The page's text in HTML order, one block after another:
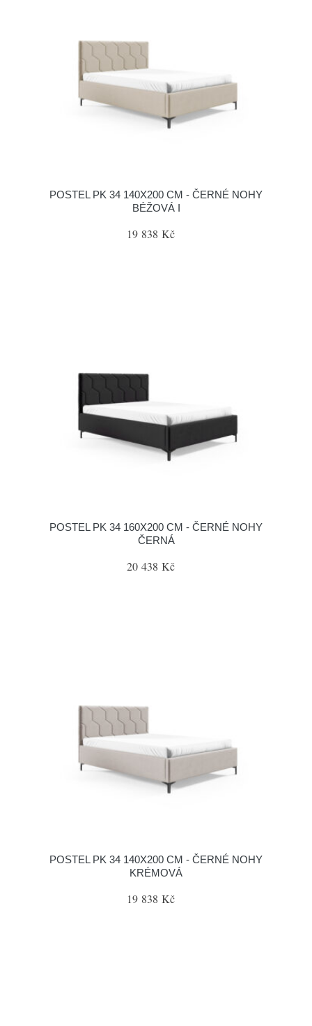
POSTEL PK 34 140X200 CM - ČERNÉ NOHY
BÉŽOVÁ I
19 838 Kč
POSTEL PK 34 160X200 CM - ČERNÉ NOHY
ČERNÁ
20 438 Kč
POSTEL PK 34 140X200 CM - ČERNÉ NOHY
KRÉMOVÁ
19 838 Kč